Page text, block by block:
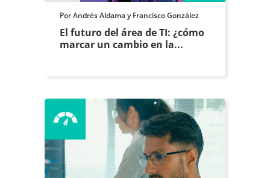
Por Andrés Aldama y Francisco González
El futuro del área de TI: ¿cómo
marcar un cambio en la...